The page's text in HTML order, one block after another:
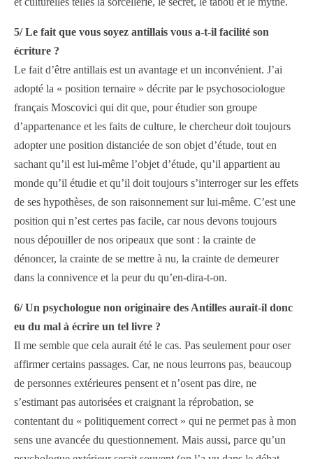
5/ Le fait que vous soyez antillais vous a-t-il facilité son
écriture ?
Le fait d’être antillais est un avantage et un inconvénient. J’ai
adopté la « position ternaire » décrite par le psychosociologue
français Moscovici qui dit que, pour étudier son groupe
d’appartenance et les faits de culture, le chercheur doit toujours
adopter une position distanciée de son objet d’étude, tout en
sachant qu’il est lui-même l’objet d’étude, qu’il appartient au
monde qu’il étudie et qu’il doit toujours s’interroger sur les effets
de ses hypothèses, de son raisonnement sur lui-même. C’est une
position qui n’est certes pas facile, car nous devons toujours
nous dépouiller de nos oripeaux que sont : la crainte de
dénoncer, la crainte de se mettre à nu, la crainte de demeurer
dans la connivence et la peur du qu’en-dira-t-on.
6/ Un psychologue non originaire des Antilles aurait-il donc
eu du mal à écrire un tel livre ?
Il me semble que cela aurait été le cas. Pas seulement pour oser
affirmer certains passages. Car, ne nous leurrons pas, beaucoup
de personnes extérieures pensent et n’osent pas dire, ne
s’estimant pas autorisées et craignant la réprobation, se
contentant du « politiquement correct » qui ne permet pas à mon
sens une avancée du questionnement. Mais aussi, parce qu’un